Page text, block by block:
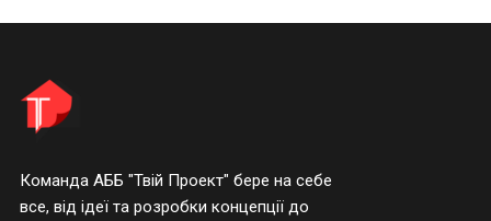
Команда АББ "Твій Проект" бере на себе
все, від ідеї та розробки концепції до